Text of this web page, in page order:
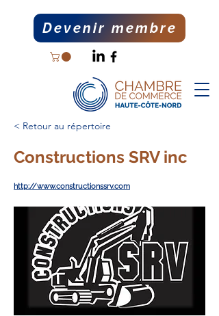
Devenir membre
< Retour au répertoire
Constructions SRV inc
http://www.constructionssrv.com